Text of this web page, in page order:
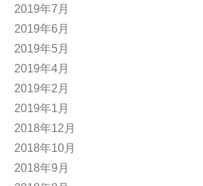
2019年7月
2019年6月
2019年5月
2019年4月
2019年2月
2019年1月
2018年12月
2018年10月
2018年9月